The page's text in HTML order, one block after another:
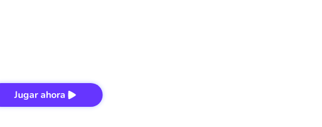
Jugar ahora